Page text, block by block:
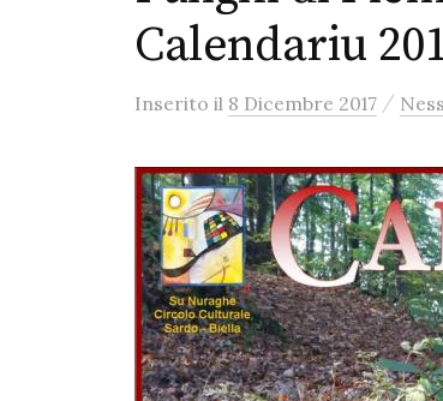
Calendariu
Inserito il 8 Dicembre 2017 /